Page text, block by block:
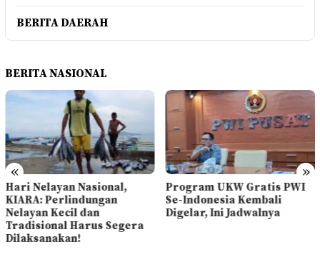
BERITA DAERAH
BERITA NASIONAL
« »
Hari Nelayan Nasional,
KIARA: Perlindungan
Nelayan Kecil dan
Tradisional Harus Segera
Dilaksanakan!
Program UKW Gratis PWI
Se-Indonesia Kembali
Digelar, Ini Jadwalnya